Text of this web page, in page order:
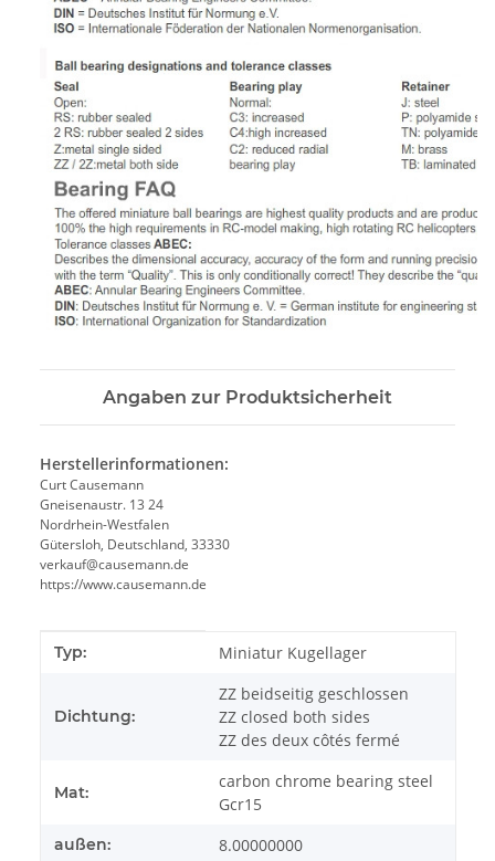
Angaben zur Produktsicherheit
Herstellerinformationen:
Curt Causemann
Gneisenaustr. 13 24
Nordrhein-Westfalen
Gütersloh, Deutschland, 33330
verkauf@causemann.de
https://www.causemann.de
Produkteigenschaft
Wert
Typ: Miniatur Kugellager
Dichtung:
ZZ beidseitig geschlossen
ZZ closed both sides
ZZ des deux côtés fermé
Mat:
carbon chrome bearing steel
Gcr15
außen: 8.00000000